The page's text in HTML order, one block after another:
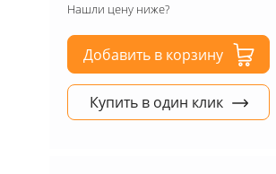
Нашли цену ниже?
Добавить в корзину
Купить в один клик